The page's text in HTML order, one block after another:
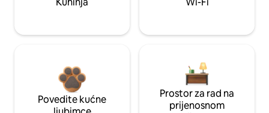
Povedite kućne
Prostor za rad na
prijenosnom